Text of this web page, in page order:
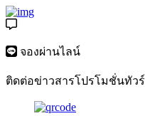
จองผ่านไลน์
ติดต่อข่าวสารโปรโมชั่นทัวร์